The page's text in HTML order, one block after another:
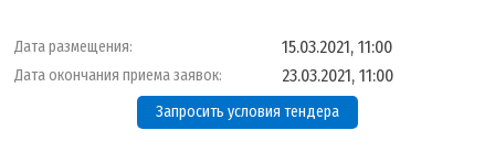
Дата размещения: 15.03.2021, 11:00
Дата окончания приема заявок: 23.03.2021, 11:00
Запросить условия тендера